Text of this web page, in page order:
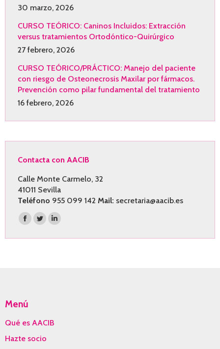
30 marzo, 2026
CURSO TEÓRICO: Caninos Incluidos: Extracción
versus tratamientos Ortodóntico-Quirúrgico
27 febrero, 2026
CURSO TEÓRICO/PRÁCTICO: Manejo del paciente
con riesgo de Osteonecrosis Maxilar por fármacos.
Prevención como pilar fundamental del tratamiento
16 febrero, 2026
Contacta con AACIB
Calle Monte Carmelo, 32
41011 Sevilla
Teléfono 955 099 142 Mail: secretaria@aacib.es
Encuéntranos en:
Facebook
page
Twitter
page
Linkedin
page
Menú
Qué es AACIB
Hazte socio